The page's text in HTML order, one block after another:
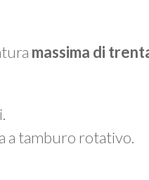
massima di
a tamburo rotativo.